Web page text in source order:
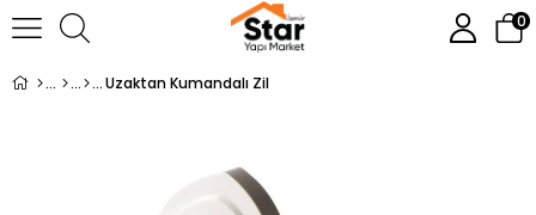
0
Uzaktan Kumandalı Zil